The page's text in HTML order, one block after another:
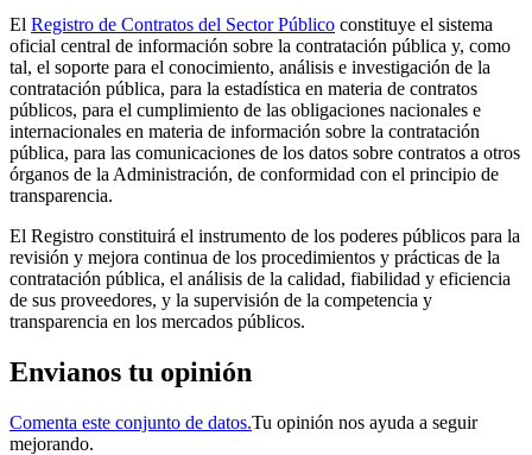
El Registro de Contratos del Sector Público constituye el sistema
oficial central de información sobre la contratación pública y, como
tal, el soporte para el conocimiento, análisis e investigación de la
contratación pública, para la estadística en materia de contratos
públicos, para el cumplimiento de las obligaciones nacionales e
internacionales en materia de información sobre la contratación
pública, para las comunicaciones de los datos sobre contratos a otros
órganos de la Administración, de conformidad con el principio de
transparencia.
El Registro constituirá el instrumento de los poderes públicos para la
revisión y mejora continua de los procedimientos y prácticas de la
contratación pública, el análisis de la calidad, fiabilidad y eficiencia
de sus proveedores, y la supervisión de la competencia y
transparencia en los mercados públicos.
Envianos tu opinión
Comenta este conjunto de datos.Tu opinión nos ayuda a seguir
mejorando.